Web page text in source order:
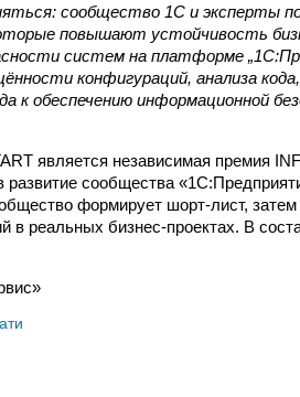
сообщество 1С и эксперты
повышают устойчивость
систем на платформе
конфигураций, анализа
к обеспечению информационной
является независимая премия
развитие сообщества
формирует шорт-лист,
в реальных бизнес-проектах. В